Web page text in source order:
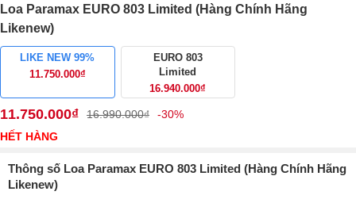
Loa Paramax EURO 803 Limited (Hàng Chính Hãng
Likenew)
LIKE NEW 99%
11.750.000₫
EURO 803
Limited
16.940.000₫
11.750.000₫ 16.990.000₫
-30%
HẾT HÀNG
Thông số Loa Paramax EURO 803 Limited (Hàng Chính Hãng
Likenew)